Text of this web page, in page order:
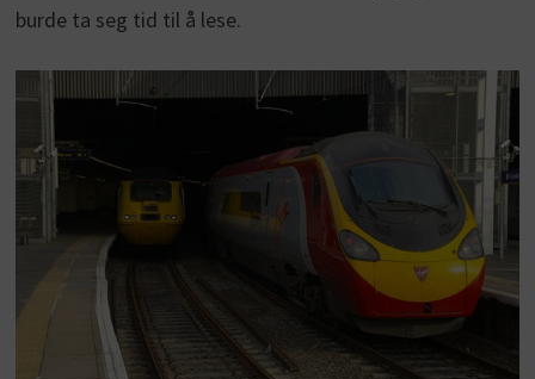
burde ta seg tid til å lese.